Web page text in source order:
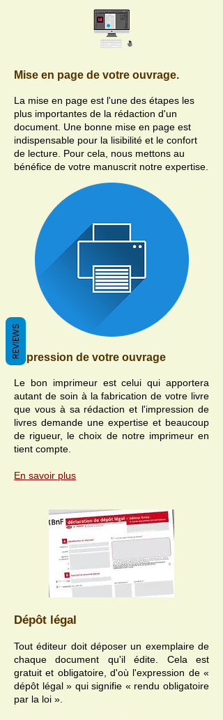
Mise en page de votre ouvrage.
La mise en page est l'une des étapes les
plus importantes de la rédaction d'un
document. Une bonne mise en page est
indispensable pour la lisibilité et le confort
de lecture. Pour cela, nous mettons au
bénéfice de votre manuscrit notre expertise.
Impression de votre ouvrage
Le bon imprimeur est celui qui apportera
autant de soin à la fabrication de votre livre
que vous à sa rédaction et l'impression de
livres demande une expertise et beaucoup
de rigueur, le choix de notre imprimeur en
tient compte.
En savoir plus
Dépôt légal
Tout éditeur doit déposer un exemplaire de
chaque document qu'il édite. Cela est
gratuit et obligatoire, d'où l'expression de «
dépôt légal » qui signifie « rendu obligatoire
par la loi ».
REVIEWS